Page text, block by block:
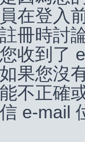
在登入
冊時討
收到了
果您沒
不正確
e-mail